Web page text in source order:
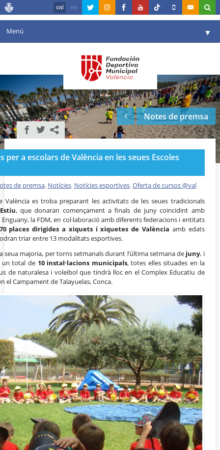
val es
Menú ▼
Agenda
Instal·lacions ▼
Comunicació ▼
València en esport
Portal de Transparència
Reserves
Notes de premsa
per a escolars de València en les seues Escoles
de premsa, Notícies, Notícies esportives, Oferta de cursos @val
València es troba preparant les activitats de les seues tradicionals
, que donaran començament a finals de juny coincidint amb
Enguany, la FDM, en col·laboració amb diferents federacions i entitats
places dirigides a xiquets i xiquetes de València amb edats
triar entre 13 modalitats esportives.
seua majoria, per torns setmanals durant l’última setmana de juny, i
total de 10 instal·lacions municipals, totes elles situades en la
de naturalesa i voleibol que tindrà lloc en el Complex Educatiu de
el Campament de Talayuelas, Conca.